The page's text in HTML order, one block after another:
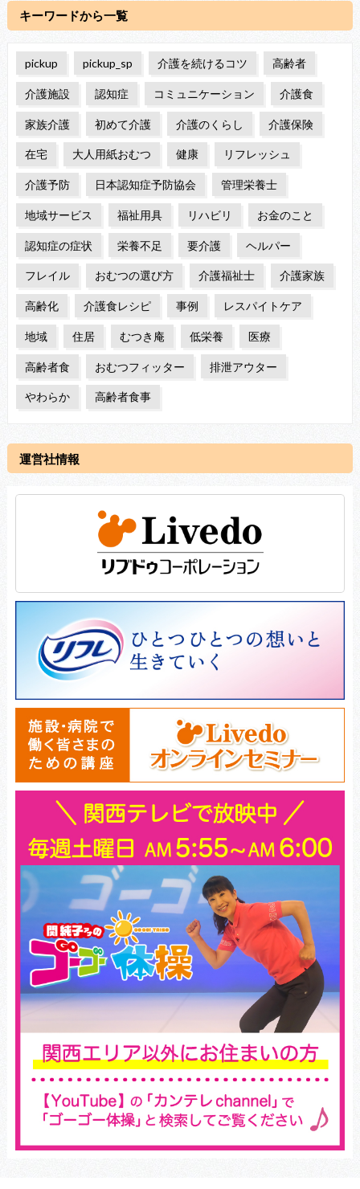
キーワードから一覧
pickup pickup_sp 介護を続けるコツ 高齢者
介護施設 認知症 コミュニケーション 介護食
家族介護 初めて介護 介護のくらし 介護保険
在宅 大人用紙おむつ 健康 リフレッシュ
介護予防 日本認知症予防協会 管理栄養士
地域サービス 福祉用具 リハビリ お金のこと
認知症の症状 栄養不足 要介護 ヘルパー
フレイル おむつの選び方 介護福祉士 介護家族
高齢化 介護食レシピ 事例 レスパイトケア
地域 住居 むつき庵 低栄養 医療
高齢者食 おむつフィッター 排泄アウター
やわらか 高齢者食事
運営社情報